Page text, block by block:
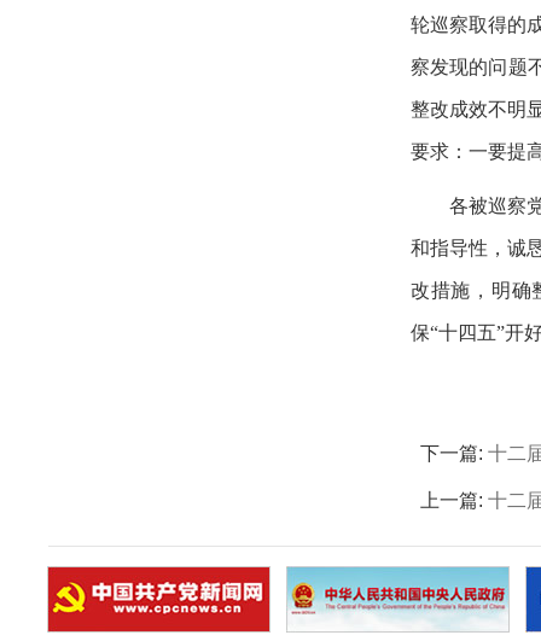
轮巡察取得的
察发现的问题
整改成效不明
要求：一要提
各被巡察
和指导性，诚
改措施，明确
保“十四五”开
下一篇: 十二
上一篇: 十二